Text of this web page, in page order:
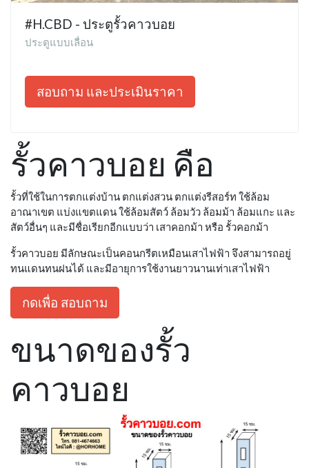
#H.CBD - ประตูรั้วคาวบอย
ประตูแบบเลื่อน
สอบถาม และประเมินราคา
รั้วคาวบอย คือ
รั้วที่ใช้ในการตกแต่งบ้าน ตกแต่งสวน ตกแต่งรีสอร์ท ใช้ล้อม
อาณาเขต แบ่งแขตแดน ใช้ล้อมสัตว์ ล้อมวัว ล้อมม้า ล้อมแกะ และ
สัตว์อื่นๆ และมีชื่อเรียกอีกแบบว่า เสาคอกม้า หรือ รั้วคอกม้า
รั้วคาวบอย มีลักษณะเป็นคอนกรีตเหมือนเสาไฟฟ้า จึงสามารถอยู่
ทนแดนทนฝนได้ และมีอายุการใช้งานยาวนานเท่าเสาไฟฟ้า
กดเพื่อ สอบถาม
ขนาดของรั้ว
คาวบอย